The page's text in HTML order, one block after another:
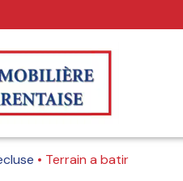
Terrain a batir